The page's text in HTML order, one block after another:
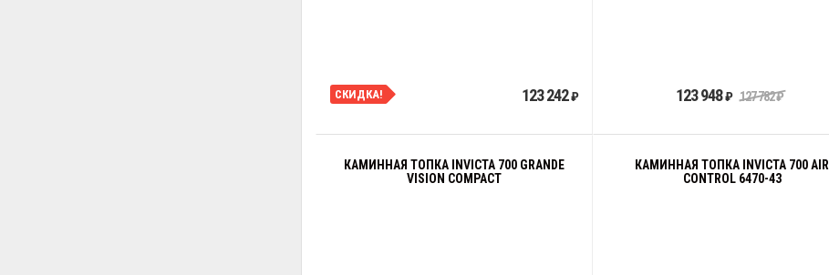
СКИДКА! 123 242₽ 123 948₽ 127 782₽
КАМИННАЯ ТОПКА INVICTA 700 GRANDE
VISION COMPACT
КАМИННАЯ ТОПКА INVICTA 700 AIR
CONTROL 6470-43